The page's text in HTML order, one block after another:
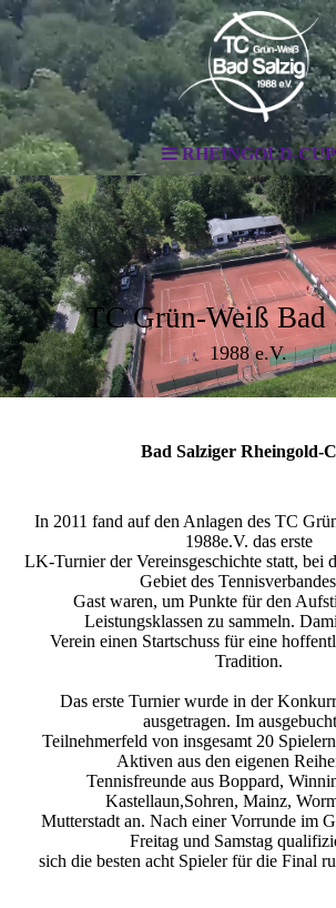
RHEINGOLD-CUP
TC Grün-Weiß Bad
1988 e.V.
Bad Salziger Rheingold-
In 2011 fand auf den Anlagen des TC
1988e.V. das erste
LK-Turnier der Vereinsgeschichte statt, bei
Gebiet des
Gast waren, um Punkte für den
Leistungsklassen zu sammeln.
Verein einen Startschuss für eine
Tradition.
Das erste Turnier wurde in der
ausgetragen. Im
Teilnehmerfeld von insgesamt 20
Aktiven aus den eigenen
Tennisfreunde aus Boppard,
Kastellaun,Sohren, Mainz,
Mutterstadt an. Nach einer Vorrunde im
Freitag und Samstag
sich die besten acht Spieler für die Final